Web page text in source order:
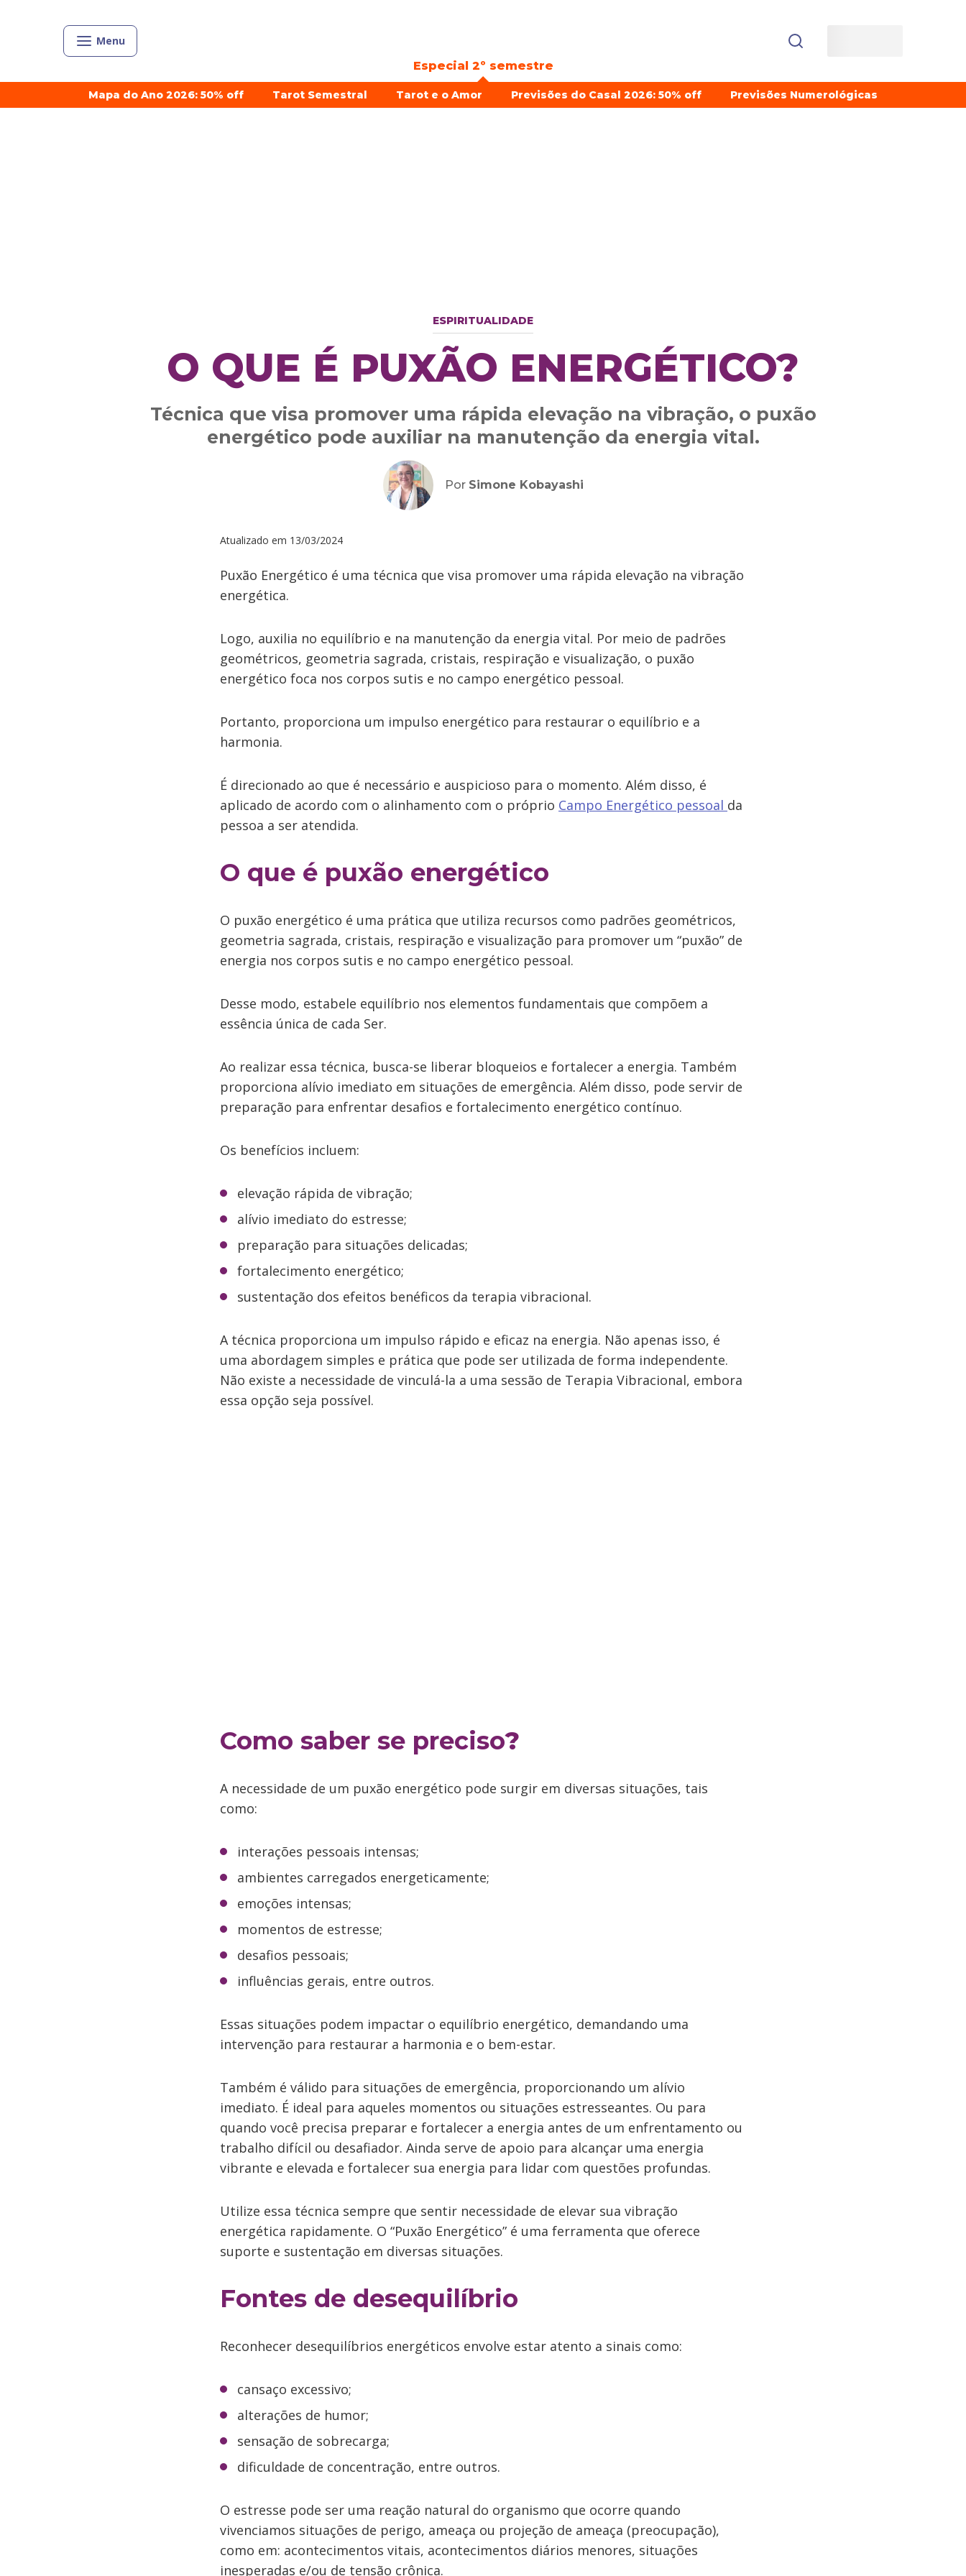
Menu
Especial 2º semestre
Mapa do Ano 2026: 50% off Tarot Semestral Tarot e o Amor Previsões do Casal 2026: 50% off Previsões Numerológicas
ESPIRITUALIDADE
O QUE É PUXÃO ENERGÉTICO?
Técnica que visa promover uma rápida elevação na vibração, o puxão
energético pode auxiliar na manutenção da energia vital.
Por Simone Kobayashi
Atualizado em 13/03/2024
Puxão Energético é uma técnica que visa promover uma rápida elevação na vibração
energética.
Logo, auxilia no equilíbrio e na manutenção da energia vital. Por meio de padrões
geométricos, geometria sagrada, cristais, respiração e visualização, o puxão
energético foca nos corpos sutis e no campo energético pessoal.
Portanto, proporciona um impulso energético para restaurar o equilíbrio e a
harmonia.
É direcionado ao que é necessário e auspicioso para o momento. Além disso, é
aplicado de acordo com o alinhamento com o próprio Campo Energético pessoal da
pessoa a ser atendida.
O que é puxão energético
O puxão energético é uma prática que utiliza recursos como padrões geométricos,
geometria sagrada, cristais, respiração e visualização para promover um “puxão” de
energia nos corpos sutis e no campo energético pessoal.
Desse modo, estabele equilíbrio nos elementos fundamentais que compõem a
essência única de cada Ser.
Ao realizar essa técnica, busca-se liberar bloqueios e fortalecer a energia. Também
proporciona alívio imediato em situações de emergência. Além disso, pode servir de
preparação para enfrentar desafios e fortalecimento energético contínuo.
Os benefícios incluem:
elevação rápida de vibração;
alívio imediato do estresse;
preparação para situações delicadas;
fortalecimento energético;
sustentação dos efeitos benéficos da terapia vibracional.
A técnica proporciona um impulso rápido e eficaz na energia. Não apenas isso, é
uma abordagem simples e prática que pode ser utilizada de forma independente.
Não existe a necessidade de vinculá-la a uma sessão de Terapia Vibracional, embora
essa opção seja possível.
Como saber se preciso?
A necessidade de um puxão energético pode surgir em diversas situações, tais
como:
interações pessoais intensas;
ambientes carregados energeticamente;
emoções intensas;
momentos de estresse;
desafios pessoais;
influências gerais, entre outros.
Essas situações podem impactar o equilíbrio energético, demandando uma
intervenção para restaurar a harmonia e o bem-estar.
Também é válido para situações de emergência, proporcionando um alívio
imediato. É ideal para aqueles momentos ou situações estresseantes. Ou para
quando você precisa preparar e fortalecer a energia antes de um enfrentamento ou
trabalho difícil ou desafiador. Ainda serve de apoio para alcançar uma energia
vibrante e elevada e fortalecer sua energia para lidar com questões profundas.
Utilize essa técnica sempre que sentir necessidade de elevar sua vibração
energética rapidamente. O “Puxão Energético” é uma ferramenta que oferece
suporte e sustentação em diversas situações.
Fontes de desequilíbrio
Reconhecer desequilíbrios energéticos envolve estar atento a sinais como:
cansaço excessivo;
alterações de humor;
sensação de sobrecarga;
dificuldade de concentração, entre outros.
O estresse pode ser uma reação natural do organismo que ocorre quando
vivenciamos situações de perigo, ameaça ou projeção de ameaça (preocupação),
como em: acontecimentos vitais, acontecimentos diários menores, situações
inesperadas e/ou de tensão crônica.